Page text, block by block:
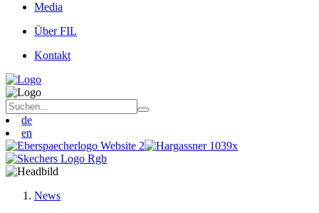
Media
Über FIL
Kontakt
de
en
News